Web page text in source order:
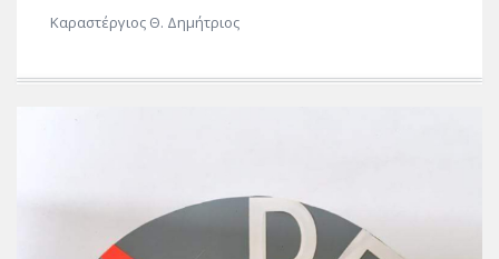
Καραστέργιος Θ. Δημήτριος